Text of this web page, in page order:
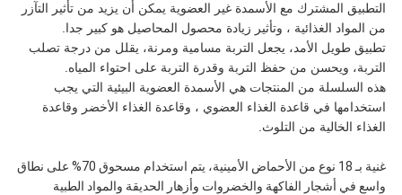
التطبيق المشترك مع الأسمدة غير العضوية يمكن أن يزيد من تأثير التآزر
من المواد الغذائية ، وتأثير زيادة محصول المحاصيل هو كبير جدا.
تطبيق طويل الأمد، يجعل التربة مسامية ومرنة، يقلل من درجة تصلب
التربة، ويحسن من حفظ التربة وقدرة التربة على احتواء المياه.
هذه السلسلة من المنتجات هي الأسمدة العضوية البيئية التي يجب
استخدامها في قاعدة الغذاء العضوي ، وقاعدة الغذاء الأخضر وقاعدة
الغذاء الخالية من التلوث.
غنية بـ 18 نوع من الأحماض الأمينية، يتم استخدام مسحوق 70% على نطاق
واسع في أشجار الفاكهة والخضروات وأزهار الحديقة والمواد الطبية